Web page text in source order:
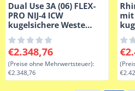
Dual Use 3A (06) FLEX-
PRO NIJ-4 ICW
kugelsichere Weste
schwarz
Preis: 2 348,76, ohne MwSt.: 2
€2.348,76
(Preise ohne Mehrwertsteuer):
€2.348,76
mit